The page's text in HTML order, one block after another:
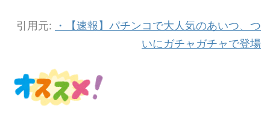
引用元:
・【速報】パチンコで大人気のあいつ、つ
いにガチャガチャで登場